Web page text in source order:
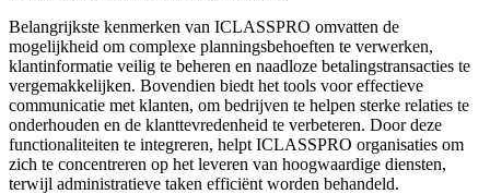
Belangrijkste kenmerken van ICLASSPRO omvatten de
mogelijkheid om complexe planningsbehoeften te verwerken,
klantinformatie veilig te beheren en naadloze betalingstransacties te
vergemakkelijken. Bovendien biedt het tools voor effectieve
communicatie met klanten, om bedrijven te helpen sterke relaties te
onderhouden en de klanttevredenheid te verbeteren. Door deze
functionaliteiten te integreren, helpt ICLASSPRO organisaties om
zich te concentreren op het leveren van hoogwaardige diensten,
terwijl administratieve taken efficiënt worden behandeld.